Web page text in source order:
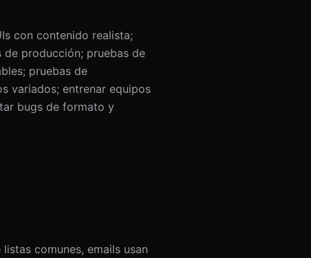
con contenido realista;
de producción; pruebas de
pruebas de
variados; entrenar equipos
bugs de formato y
comunes, emails usan